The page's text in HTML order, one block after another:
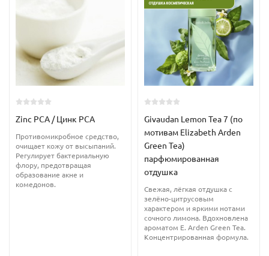
Одно из главных свойств Zink PCA – это его способность
воздействовать на кожу. Этот компонент обладает
противовоспалительными свойствами, что делает его
идеальным ингредиентом для лечения акне и других кожных
проблем. Кроме того, цинковая соль пирролидонкарбоновой
кислоты способна успокаивать раздраженную кожу и помогает
восстановлению здорового состояния тканей.
Процесс производства компонента основан на химической
реакции между пирролидонкарбоновой кислотой и цинком.
Полученная цинковая соль используется в качестве активного
ингредиента в косметических продуктах. Благодаря своим
свойствам, она активно применяется в кремах, лосьонах и
масках для лица, а также в шампунях и других средствах для
Zinc PCA / Цинк PCA
Противомикробное средство,
очищает кожу от высыпаний.
Регулирует бактериальную
флору, предотвращая
образование акне и
комедонов.
Givaudan Lemon Tea 7 (по
мотивам Elizabeth Arden
Green Tea)
парфюмированная
отдушка
Свежая, лёгкая отдушка с
зелёно-цитрусовым
характером и яркими нотами
сочного лимона. Вдохновлена
ароматом E. Arden Green Tea.
Концентрированная формула.